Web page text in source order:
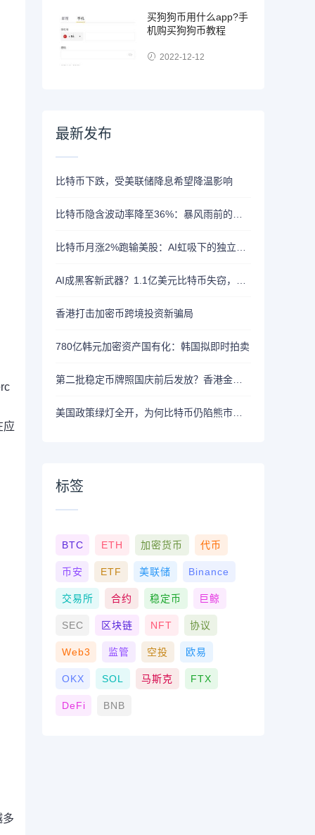
应
多
买狗狗币用什么app?手
机购买狗狗币教程
2022-12-12
最新发布
比特币下跌，受美联储降息希望降温影响
香港打击加密币跨境投资新骗局
780亿韩元加密资产国有化：韩国拟即时拍卖
标签
BTC ETH 加密货币 代币
币安 ETF 美联储 Binance
交易所 合约 稳定币 巨鲸
SEC 区块链 NFT 协议
Web3 监管 空投 欧易
OKX SOL 马斯克 FTX
DeFi BNB